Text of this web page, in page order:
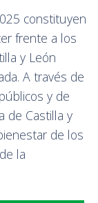
constituyen
frente a los
y León
A través de
y de
de Castilla y
de los
la